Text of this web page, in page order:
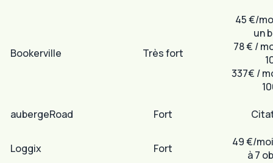
Bookerville Très fort
45 €/
un
78 € /
337€ /
aubergeRoad Fort
Loggix Fort
49 €/
à 7